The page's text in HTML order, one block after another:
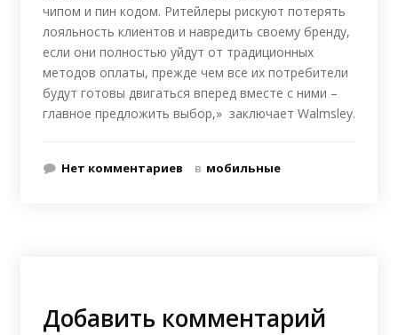
чипом и пин кодом. Ритейлеры рискуют потерять
лояльность клиентов и навредить своему бренду,
если они полностью уйдут от традиционных
методов оплаты, прежде чем все их потребители
будут готовы двигаться вперед вместе с ними –
главное предложить выбор,» заключает Walmsley.
Нет комментариев в мобильные
Добавить комментарий